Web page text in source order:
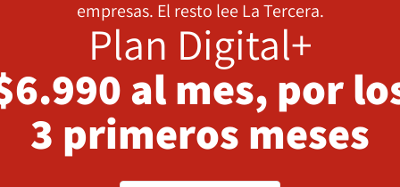
empresas. El resto lee La Tercera.
Plan Digital+
al mes, por
3 primeros meses